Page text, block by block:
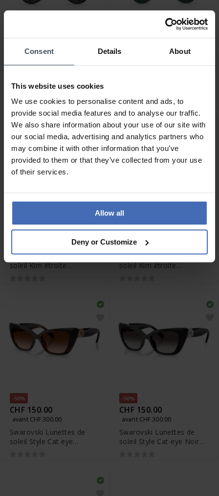
Consent Details About
This website uses cookies
We use cookies to personalise content and ads, to
provide social media features and to analyse our traffic.
We also share information about your use of our site with
our social media, advertising and analytics partners who
may combine it with other information that you’ve
provided to them or that they’ve collected from your use
of their services.
Allow all
Deny or Customize
avant CHF 265.00
soleil Harrison Pilot Ethno
- E0002-043-106-A
E0001-044-115-A
-75%
CHF 52.50
Thomas Sabo Lunettes de
soleil Kim étroite
CHF 66.50
avant CHF 265.00
Thomas Sabo Lunettes de
soleil Kim étroite
-50%
CHF 150.00
avant CHF 300.00
Swarovski Lunettes de
soleil Style Cat eye
-50%
CHF 150.00
avant CHF 300.00
Swarovski Lunettes de
soleil Style Cat eye Noires